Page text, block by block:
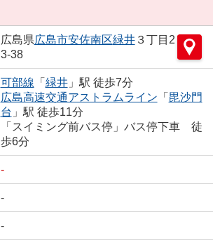
広島県広島市安佐南区緑井３丁目2
3-38
可部線 「 緑井」駅 徒歩7分
広島高速交通アストラムライン 「 毘沙門
台 」駅 徒歩11分
「スイミング前バス停」バス停下車 徒
歩6分
-
-
-